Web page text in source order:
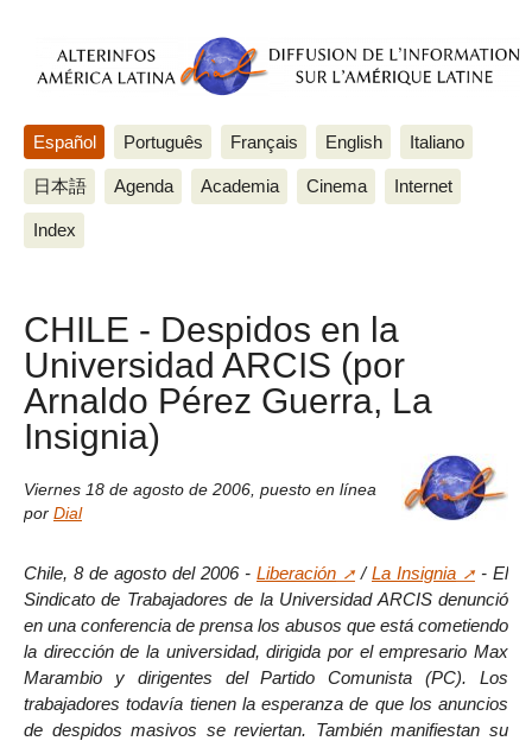
Español Português Français English Italiano
日本語 Agenda Academia Cinema Internet
Index
CHILE - Despidos en la
Universidad ARCIS (por
Arnaldo Pérez Guerra, La
Insignia)
Viernes 18 de agosto de 2006 puesto en línea
por Dial
Chile, 8 de agosto del 2006 - Liberación /La Insignia
- El
Sindicato de Trabajadores de la Universidad ARCIS denunció
en una conferencia de prensa los abusos que está cometiendo
la dirección de la universidad, dirigida por el empresario Max
Marambio y dirigentes del Partido Comunista (PC). Los
trabajadores todavía tienen la esperanza de que los anuncios
de despidos masivos se reviertan. También manifiestan su